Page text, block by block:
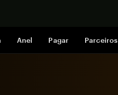
Anel Pagar Parceiros